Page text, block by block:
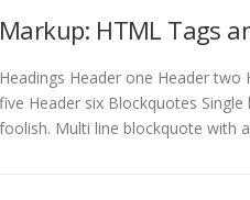
Markup: HTML Tags
Headings Header one Header
five Header six Blockquotes
foolish. Multi line blockquote with